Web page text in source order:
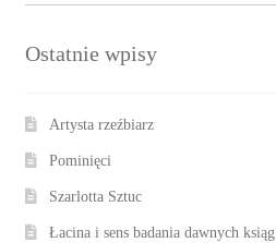
Ostatnie wpisy
Artysta rzeźbiarz
Pominięci
Szarlotta Sztuc
Łacina i sens badania dawnych ksiąg